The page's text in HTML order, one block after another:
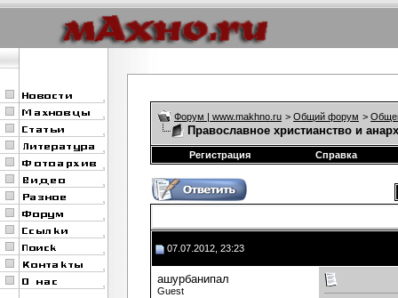
Форум | www.makhno.ru > Общий форум >
Православное христианство и
Регистрация Справка
07.07.2012, 23:23
ашурбанипал
Guest